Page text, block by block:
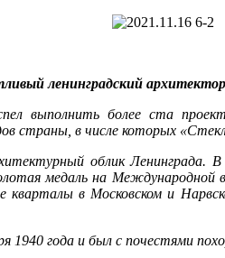
ленинградский
выполнить более ста
страны, в числе которых
облик
медаль на
в Московском и
1940 года и был с почестями